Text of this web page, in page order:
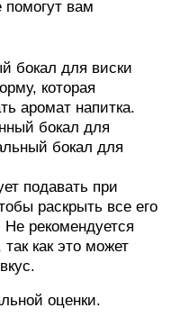
помогут вам
бокал для виски
которая
аромат напитка.
бокал для
бокал для
подавать при
раскрыть все его
рекомендуется
как это может
оценки.